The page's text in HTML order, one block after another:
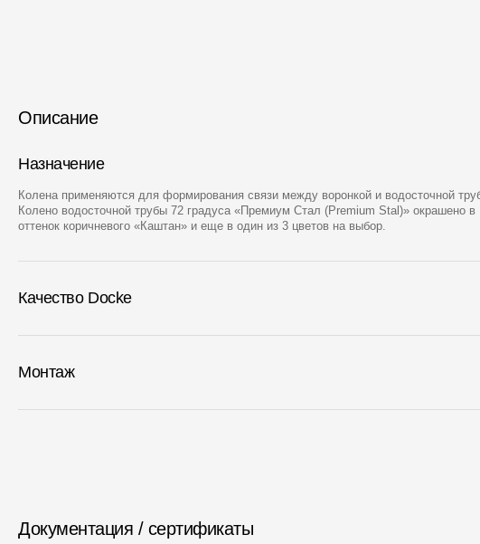
Описание
Назначение
Колена применяются для формирования связи между воронкой и водосточной
Колено водосточной трубы 72 градуса «Премиум Стал (Premium Stal)» окрашено в
оттенок коричневого «Каштан» и еще в один из 3 цветов на выбор.
Качество Docke
Монтаж
Документация / сертификаты